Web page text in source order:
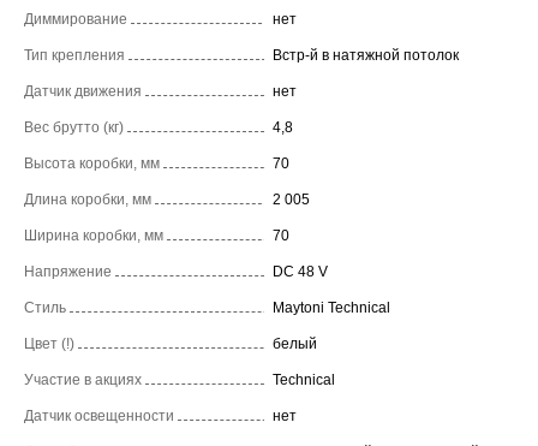
Диммирование нет
Тип крепления Встр-й в натяжной потолок
Датчик движения нет
Вес брутто (кг) 4,8
Высота коробки, мм 70
Длина коробки, мм 2 005
Ширина коробки, мм 70
Напряжение DC 48 V
Стиль Maytoni Technical
Цвет (!) белый
Участие в акциях Technical
Датчик освещенности нет